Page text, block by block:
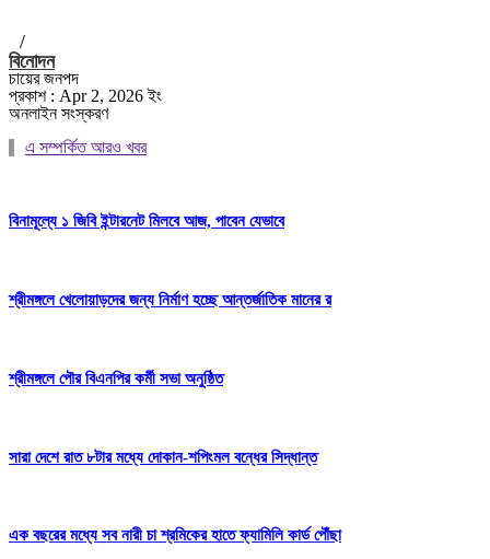
/
বিনোদন
চায়ের জনপদ
প্রকাশ : Apr 2, 2026 ইং
অনলাইন সংস্করণ
এ সম্পর্কিত আরও খবর
বিনামূল্যে ১ জিবি ইন্টারনেট মিলবে আজ, পাবেন যেভাবে
শ্রীমঙ্গলে খেলোয়াড়দের জন্য নির্মাণ হচ্ছে আন্তর্জাতিক মানের র
শ্রীমঙ্গলে পৌর বিএনপির কর্মী সভা অনুষ্ঠিত
সারা দেশে রাত ৮টার মধ্যে দোকান-শপিংমল বন্ধের সিদ্ধান্ত
এক বছরের মধ্যে সব নারী চা শ্রমিকের হাতে ফ্যামিলি কার্ড পৌঁছা